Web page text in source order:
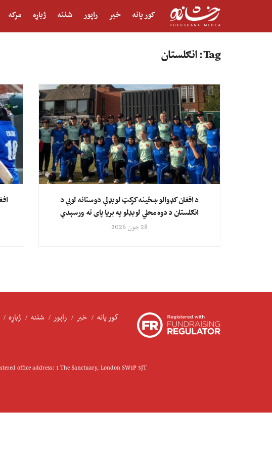
کور پانه خبر راپور شننه ژباړه مرکه
Tag: انګلستان
د افغان کډوالو ښځینه کرکټ لوبډلې دوستانه لوبې د
انګلستان د دوه محلي لوبډلو په بریا پای ته ورسېدې
28 جون 2026
کور پانه خبر راپور شننه ژباړه
office address: 1 The Sanctuary, London SW1P 3JT